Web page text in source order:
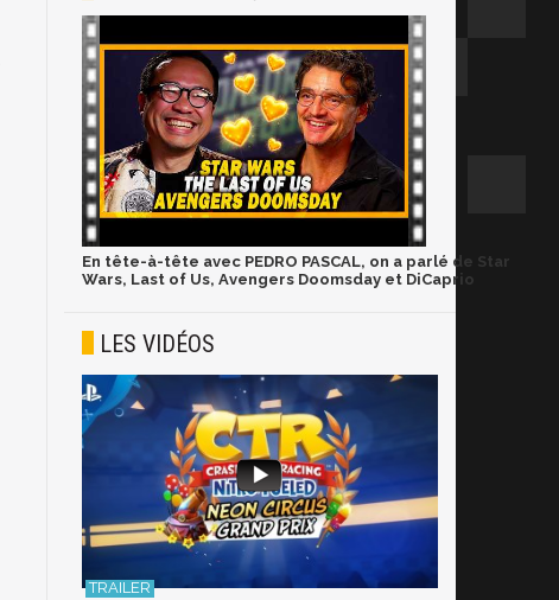
En tête-à-tête avec PEDRO PASCAL, on a parlé de Star
Wars, Last of Us, Avengers Doomsday et DiCaprio
LES VIDÉOS